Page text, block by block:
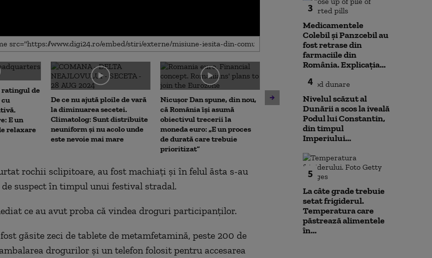
ratingul de
E un
relaxare
De ce nu ajută ploile de vară
la diminuarea secetei.
Climatolog: Sunt distribuite
neuniform și nu acolo unde
este nevoie mai mare
Nicușor Dan spune, din nou,
că România își asumă
obiectivul trecerii la
moneda euro: „E un proces
de durată care trebuie
prioritizat”
Emil Boc, primarul Clujului,
prezintă leacul pentru
mahmureală după o noapte
de festival: „Uitați de cafea”
zile”. Ce se va
reactorul 2 de
rochii sclipitoare, au fost machiați și în felul ăsta s-au
suspect în timpul unui festival stradal.
ce au avut proba că vindea droguri participanților.
găsite zeci de tablete de metamfetamină, peste 200 de
drogurilor și un telefon folosit pentru accesarea
3
Medicamentele
Colebil și Panzcebil au
fost retrase din
farmaciile din
România. Explicația...
4
Nivelul scăzut al
Dunării a scos la iveală
Podul lui Constantin,
din timpul
Imperiului...
5
La câte grade trebuie
setat frigiderul.
Temperatura care
păstrează alimentele
în...